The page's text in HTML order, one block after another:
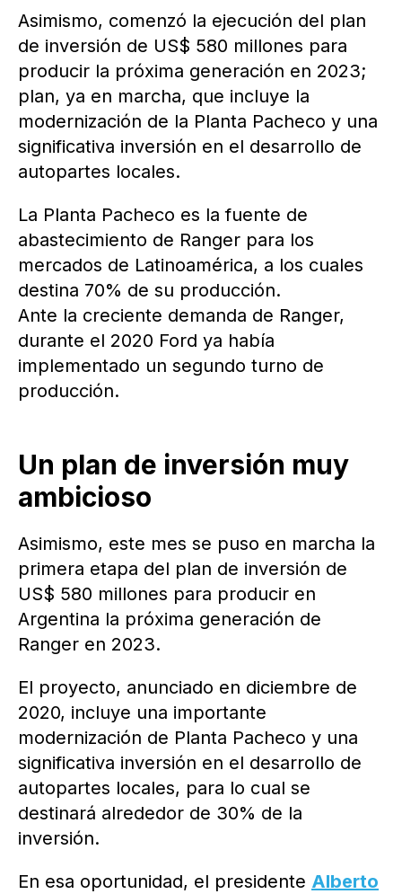
Asimismo, comenzó la ejecución del plan
de inversión de US$ 580 millones para
producir la próxima generación en 2023;
plan, ya en marcha, que incluye la
modernización de la Planta Pacheco y una
significativa inversión en el desarrollo de
autopartes locales.
La Planta Pacheco es la fuente de
abastecimiento de Ranger para los
mercados de Latinoamérica, a los cuales
destina 70% de su producción.
Ante la creciente demanda de Ranger,
durante el 2020 Ford ya había
implementado un segundo turno de
producción.
Un plan de inversión muy
ambicioso
Asimismo, este mes se puso en marcha la
primera etapa del plan de inversión de
US$ 580 millones para producir en
Argentina la próxima generación de
Ranger en 2023.
El proyecto, anunciado en diciembre de
2020, incluye una importante
modernización de Planta Pacheco y una
significativa inversión en el desarrollo de
autopartes locales, para lo cual se
destinará alrededor de 30% de la
inversión.
En esa oportunidad, el presidente Alberto